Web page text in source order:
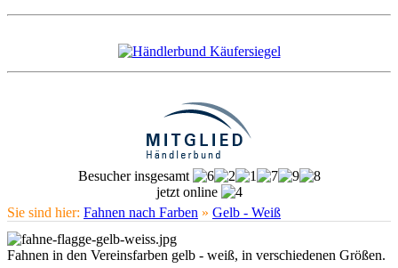
Besucher insgesamt
jetzt online
Sie sind hier: Fahnen nach Farben » Gelb - Weiß
Fahnen in den Vereinsfarben gelb - weiß, in verschiedenen Größen.